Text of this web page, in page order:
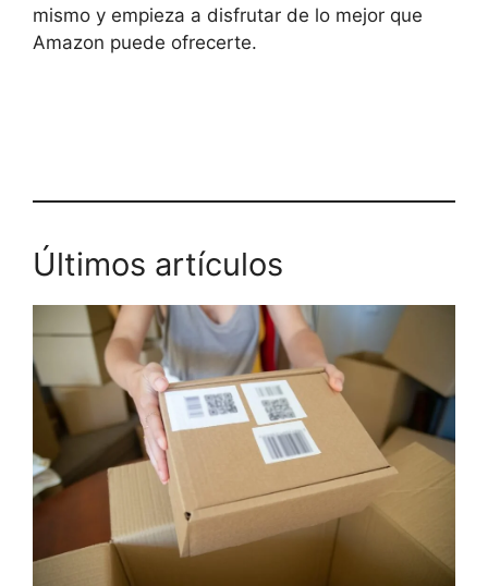
mismo y empieza a disfrutar de lo mejor que
Amazon puede ofrecerte.
Últimos artículos